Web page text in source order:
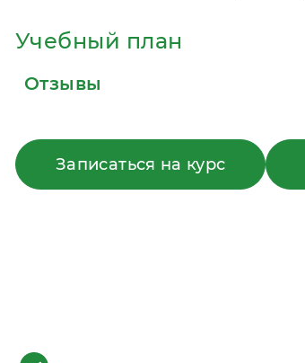
Учебный план
Отзывы
Записаться на курс